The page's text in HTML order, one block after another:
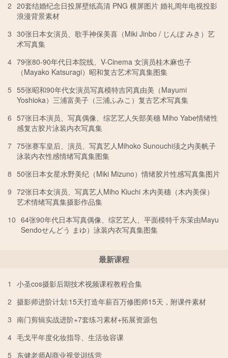
2 20套结婚纪念日投屏壁纸高清 PNG 横屏图片 婚礼周年电视投影
浪漫背景素材
3 30张日本女演员、歌手神保美喜（Miki Jinbo / じんぼ みき）艺
术写真集
4 79张80-90年代日本院线、V-Cinema 女演员桂木麻也子
（Mayako Katsuragi）昭和复古艺术写真集图集
5 55张昭和90年代女演员写真模特吉冈真由美（Mayumi
Yoshioka）三浦富美子（三浦ふみこ）复古艺术写真集
6 57张日本演员、写真偶像、综艺艺人矢部美穗 Miho Yabe情绪性
感复古胶片泳装内衣写真集
7 75张赛车皇后、演员、写真艺人Mihoko Sunouchi须之内美帆子
泳装内衣性感情绪写真集图集
8 50张日本女星水野美纪（Miki Mizuno）情绪胶片性感写真集图片
9 72张日本女演员、写真艺人Miho Kiuchi 木内美穗（木内美保）
艺术情绪写真集摄影作品集
10 64张90年代日本写真偶像、综艺艺人、平面模特千东茉由Mayu
Sendoせんどう まゆ）泳装内衣写真集图集
最新课程
1
小圣cos摄影后期技术视频课程教程合集
2 摄影师进阶计划:15天打造年薪百万修图师15天，附课件素材
3 南门剪辑实战进阶+7套练习素材+拓展资源包
4 毛戈平年度化妆指导、生活妆容课
5 东健老师AI商业视觉训练营